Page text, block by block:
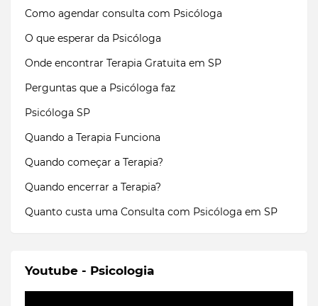
Como agendar consulta com Psicóloga
O que esperar da Psicóloga
Onde encontrar Terapia Gratuita em SP
Perguntas que a Psicóloga faz
Psicóloga SP
Quando a Terapia Funciona
Quando começar a Terapia?
Quando encerrar a Terapia?
Quanto custa uma Consulta com Psicóloga em SP
Youtube - Psicologia